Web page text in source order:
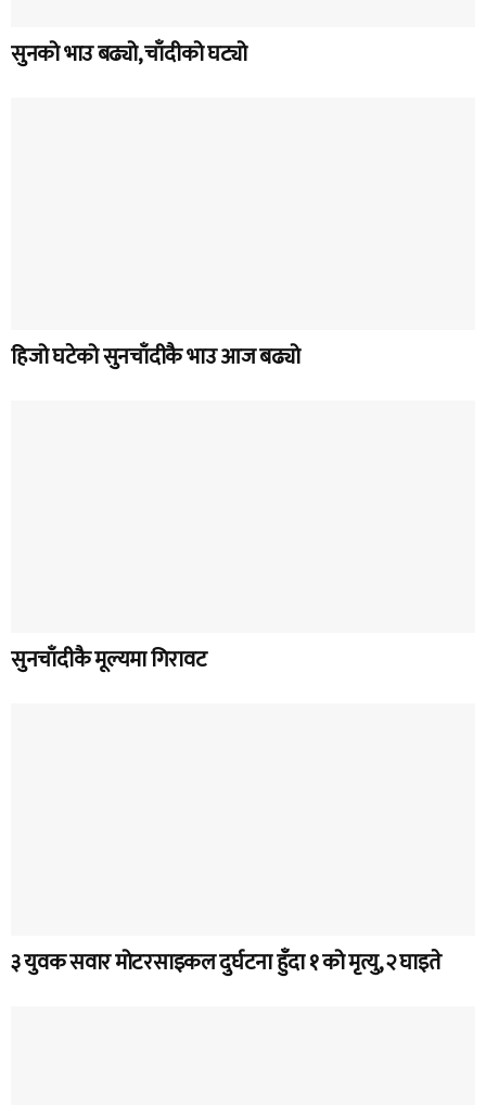
सुनको भाउ बढ्यो, चाँदीको घट्यो
हिजो घटेको सुनचाँदीकै भाउ आज बढ्यो
सुनचाँदीकै मूल्यमा गिरावट
३ युवक सवार मोटरसाइकल दुर्घटना हुँदा १ को मृत्यु, २ घाइते